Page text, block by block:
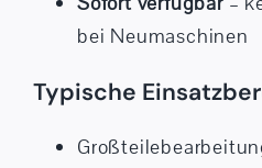
bei Neumaschinen
Typische